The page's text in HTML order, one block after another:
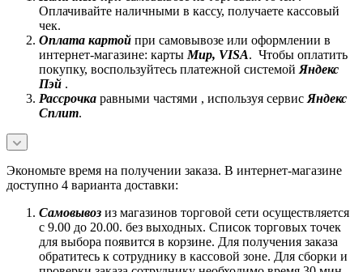
Оплачивайте наличными в кассу, получаете кассовый
чек.
Оплата картой при самовывозе или оформлении в
интернет-магазине: карты Mир, VISA. Чтобы оплатить
покупку, воспользуйтесь платежной системой Яндекс
Пэй .
Рассрочка равными частями , используя сервис Яндекс
Сплит.
Экономьте время на получении заказа. В интернет-магазине
доступно 4 варианта доставки:
Самовывоз из магазинов торговой сети осуществляется
с 9.00 до 20.00. без выходных. Список торговых точек
для выбора появится в корзине. Для получения заказа
обратитесь к сотруднику в кассовой зоне. Для сборки и